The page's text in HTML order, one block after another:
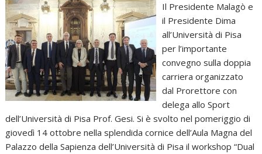
Il Presidente Malagò e
il Presidente Dima
all’Università di Pisa
per l’importante
convegno sulla doppia
carriera organizzato
dal Prorettore con
delega allo Sport
dell’Università di Pisa Prof. Gesi. Si è svolto nel pomeriggio di
giovedì 14 ottobre nella splendida cornice dell’Aula Magna del
Palazzo della Sapienza dell’Università di Pisa il workshop “Dual